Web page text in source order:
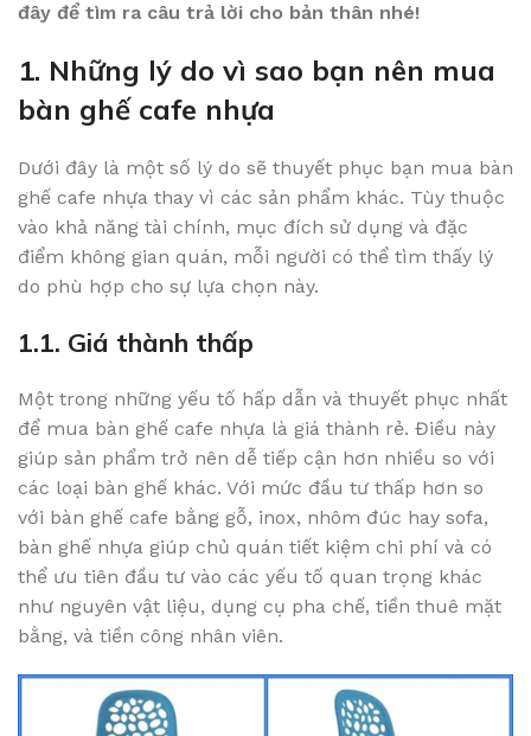
đây để tìm ra câu trả lời cho bản thân nhé!
1. Những lý do vì sao bạn nên mua
bàn ghế cafe nhựa
Dưới đây là một số lý do sẽ thuyết phục bạn mua bàn
ghế cafe nhựa thay vì các sản phẩm khác. Tùy thuộc
vào khả năng tài chính, mục đích sử dụng và đặc
điểm không gian quán, mỗi người có thể tìm thấy lý
do phù hợp cho sự lựa chọn này.
1.1. Giá thành thấp
Một trong những yếu tố hấp dẫn và thuyết phục nhất
để mua bàn ghế cafe nhựa là giá thành rẻ. Điều này
giúp sản phẩm trở nên dễ tiếp cận hơn nhiều so với
các loại bàn ghế khác. Với mức đầu tư thấp hơn so
với bàn ghế cafe bằng gỗ, inox, nhôm đúc hay sofa,
bàn ghế nhựa giúp chủ quán tiết kiệm chi phí và có
thể ưu tiên đầu tư vào các yếu tố quan trọng khác
như nguyên vật liệu, dụng cụ pha chế, tiền thuê mặt
bằng, và tiền công nhân viên.